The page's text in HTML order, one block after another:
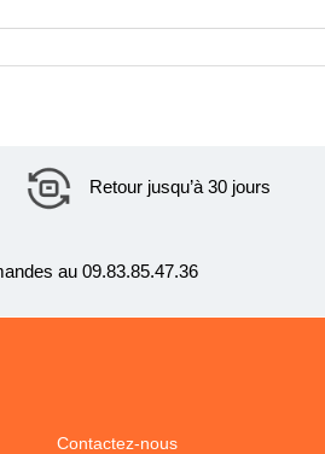
Retour jusqu’à 30 jours
au 09.83.85.47.36
Contactez-nous